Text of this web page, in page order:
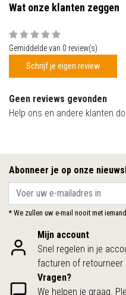
Wat onze klanten zeggen
Gemiddelde van 0 review(s)
Schrijf je eigen review
Geen reviews gevonden
Help ons en andere klanten
Abonneer je op onze
* We zullen uw e-mail nooit met
Mijn account
Snel regelen in je
facturen of retourneer
Vragen?
We helpen je graag.